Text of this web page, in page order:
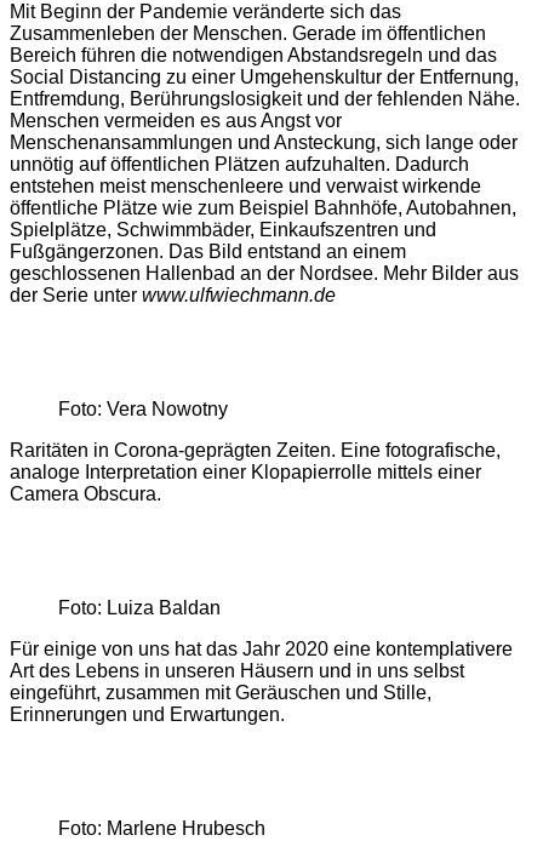
Mit Beginn der Pandemie veränderte sich das
Zusammenleben der Menschen. Gerade im öffentlichen
Bereich führen die notwendigen Abstandsregeln und das
Social Distancing zu einer Umgehenskultur der Entfernung,
Entfremdung, Berührungslosigkeit und der fehlenden Nähe.
Menschen vermeiden es aus Angst vor
Menschenansammlungen und Ansteckung, sich lange oder
unnötig auf öffentlichen Plätzen aufzuhalten. Dadurch
entstehen meist menschenleere und verwaist wirkende
öffentliche Plätze wie zum Beispiel Bahnhöfe, Autobahnen,
Spielplätze, Schwimmbäder, Einkaufszentren und
Fußgängerzonen. Das Bild entstand an einem
geschlossenen Hallenbad an der Nordsee. Mehr Bilder aus
der Serie unter www.ulfwiechmann.de
Foto: Vera Nowotny
Raritäten in Corona-geprägten Zeiten. Eine fotografische,
analoge Interpretation einer Klopapierrolle mittels einer
Camera Obscura.
Foto: Luiza Baldan
Für einige von uns hat das Jahr 2020 eine kontemplativere
Art des Lebens in unseren Häusern und in uns selbst
eingeführt, zusammen mit Geräuschen und Stille,
Erinnerungen und Erwartungen.
Foto: Marlene Hrubesch